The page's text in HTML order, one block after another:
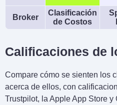
Broker
Clasificación
de Costos
Calificaciones de
Compare cómo se sienten los
acerca de ellos, con
Trustpilot, la Apple App Store y